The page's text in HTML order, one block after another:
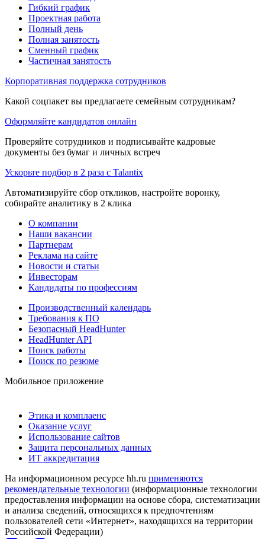
Гибкий график
Проектная работа
Полный день
Полная занятость
Сменный график
Частичная занятость
Корпоративная поддержка сотрудников
Какой соцпакет вы предлагаете семейным сотрудникам?
Оформляйте кандидатов онлайн
Проверяйте сотрудников и подписывайте кадровые
документы без бумаг и личных встреч
Ускорьте подбор в 2 раза с Talantix
Автоматизируйте сбор откликов, настройте воронку,
собирайте аналитику в 2 клика
О компании
Наши вакансии
Партнерам
Реклама на сайте
Новости и статьи
Инвесторам
Кандидаты по профессиям
Производственный календарь
Требования к ПО
Безопасный HeadHunter
HeadHunter API
Поиск работы
Поиск по резюме
Мобильное приложение
Этика и комплаенс
Оказание услуг
Использование сайтов
Защита персональных данных
ИТ аккредитация
На информационном ресурсе hh.ru применяются
рекомендательные технологии (информационные технологии
предоставления информации на основе сбора, систематизации
и анализа сведений, относящихся к предпочтениям
пользователей сети «Интернет», находящихся на территории
Российской Федерации)